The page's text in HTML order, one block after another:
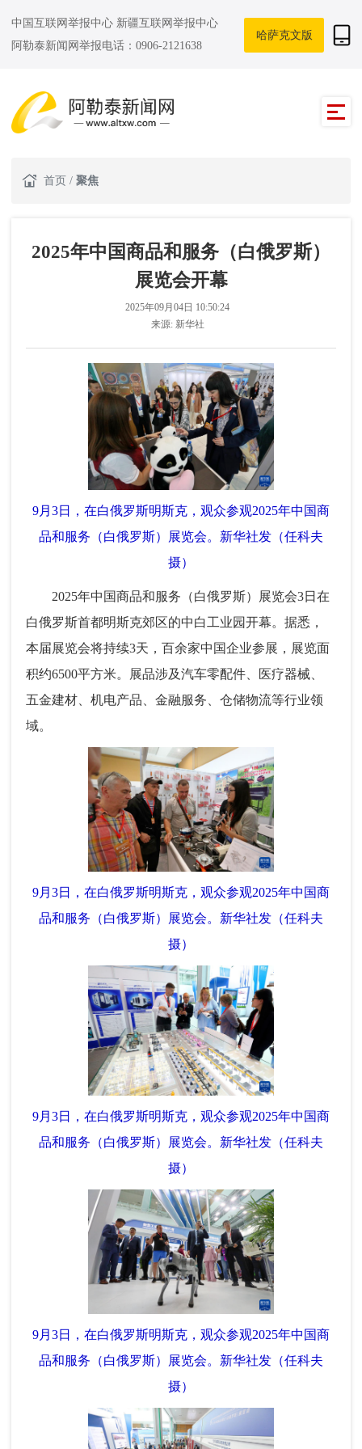
中国互联网举报中心 新疆互联网举报中心
阿勒泰新闻网举报电话：0906-2121638
哈萨克文版
首页 / 聚焦
2025年中国商品和服务（白俄罗斯）
展览会开幕
2025年09月04日 10:50:24
来源: 新华社
9月3日，在白俄罗斯明斯克，观众参观2025年中国商
品和服务（白俄罗斯）展览会。新华社发（任科夫
摄）
2025年中国商品和服务（白俄罗斯）展览会3日在
白俄罗斯首都明斯克郊区的中白工业园开幕。据悉，
本届展览会将持续3天，百余家中国企业参展，展览面
积约6500平方米。展品涉及汽车零配件、医疗器械、
五金建材、机电产品、金融服务、仓储物流等行业领
域。
9月3日，在白俄罗斯明斯克，观众参观2025年中国商
品和服务（白俄罗斯）展览会。新华社发（任科夫
摄）
9月3日，在白俄罗斯明斯克，观众参观2025年中国商
品和服务（白俄罗斯）展览会。新华社发（任科夫
摄）
9月3日，在白俄罗斯明斯克，观众参观2025年中国商
品和服务（白俄罗斯）展览会。新华社发（任科夫
摄）